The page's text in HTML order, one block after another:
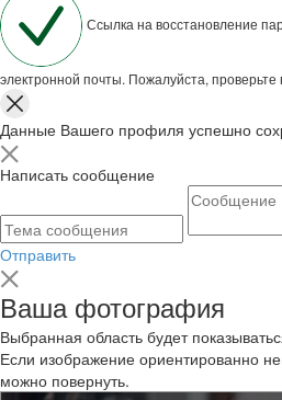
Ссылка на восстановление
электронной почты. Пожалуйста, проверьте
Данные Вашего профиля успешно
Написать сообщение
Отправить
Ваша фотография
Выбранная область будет
Если изображение ориентированно
можно повернуть.